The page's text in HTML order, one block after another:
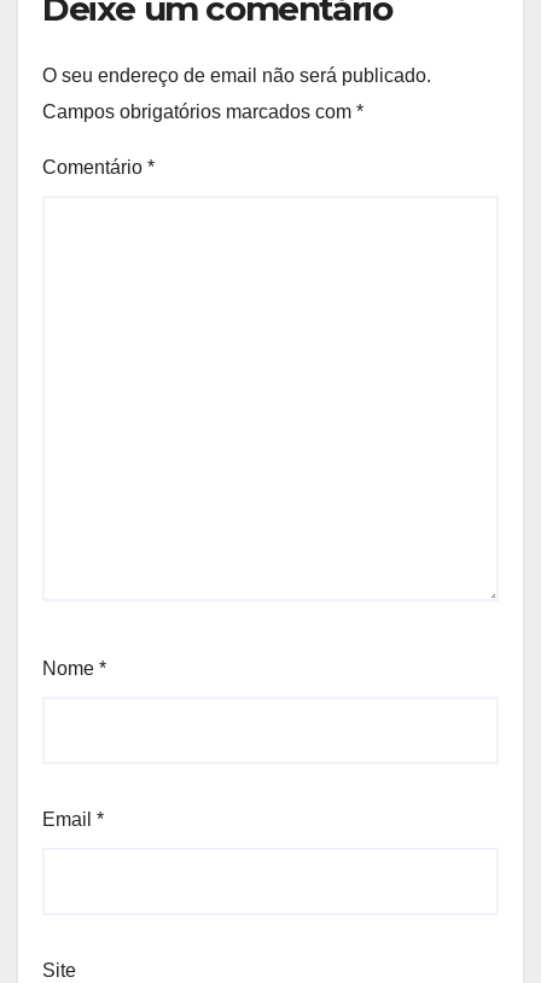
Deixe um comentário
O seu endereço de email não será publicado.
Campos obrigatórios marcados com *
Comentário *
Nome *
Email *
Site